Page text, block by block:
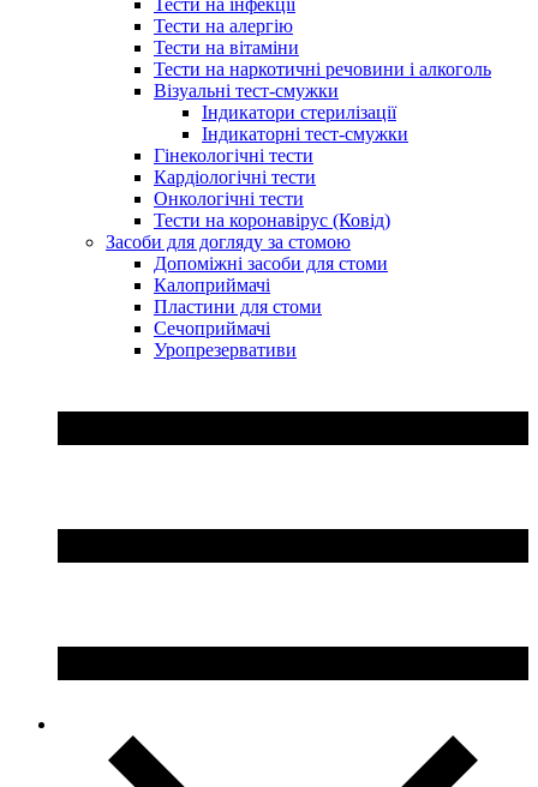
Тести на інфекції
Тести на алергію
Тести на вітаміни
Тести на наркотичні речовини і алкоголь
Візуальні тест-смужки
Індикатори стерилізації
Індикаторні тест-смужки
Гінекологічні тести
Кардіологічні тести
Онкологічні тести
Тести на коронавірус (Ковід)
Засоби для догляду за стомою
Допоміжні засоби для стоми
Калоприймачі
Пластини для стоми
Сечоприймачі
Уропрезервативи